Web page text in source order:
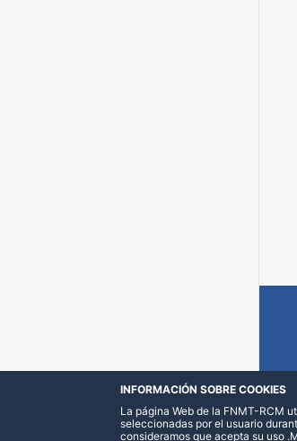
INFORMACIÓN SOBRE COOKIES
La página Web de la FNMT-RCM
seleccionadas por el usuario
consideramos que acepta su uso .